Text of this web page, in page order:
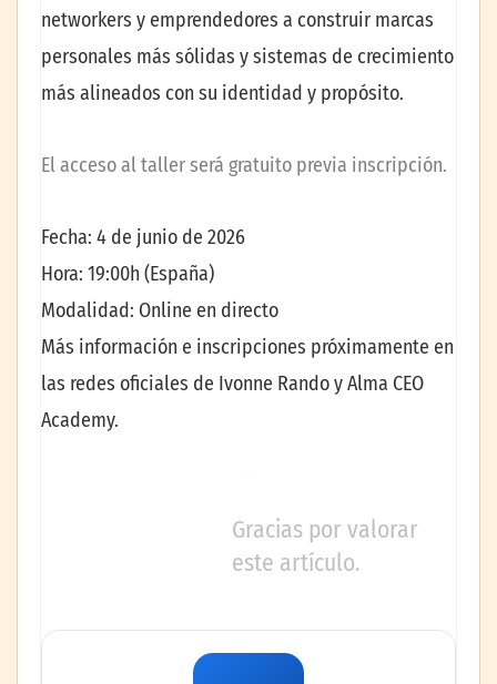
networkers y emprendedores a construir marcas
personales más sólidas y sistemas de crecimiento
más alineados con su identidad y propósito.
El acceso al taller será gratuito previa inscripción.
Fecha: 4 de junio de 2026
Hora: 19:00h (España)
Modalidad: Online en directo
Más información e inscripciones próximamente en
las redes oficiales de Ivonne Rando y Alma CEO
Academy.
Gracias por valorar
este artículo.